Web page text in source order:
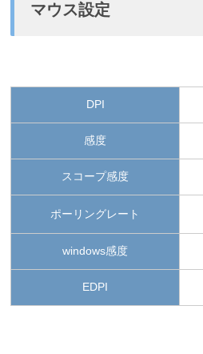
マウス設定
DPI
感度
スコープ感度
ポーリングレート
windows感度
EDPI